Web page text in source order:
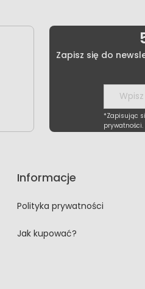
Zapisz się do
*Zapisując
prywatności.
Informacje
Polityka prywatności
Jak kupować?